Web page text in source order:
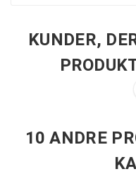
KUNDER,
10 ANDRE